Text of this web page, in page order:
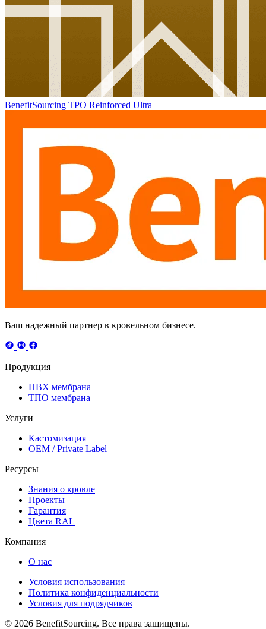
BenefitSourcing TPO Reinforced Ultra
Ваш надежный партнер в кровельном бизнесе.
Продукция
ПВХ мембрана
ТПО мембрана
Услуги
Кастомизация
OEM / Private Label
Ресурсы
Знания о кровле
Проекты
Гарантия
Цвета RAL
Компания
О нас
Условия использования
Политика конфиденциальности
Условия для подрядчиков
© 2026 BenefitSourcing. Все права защищены.